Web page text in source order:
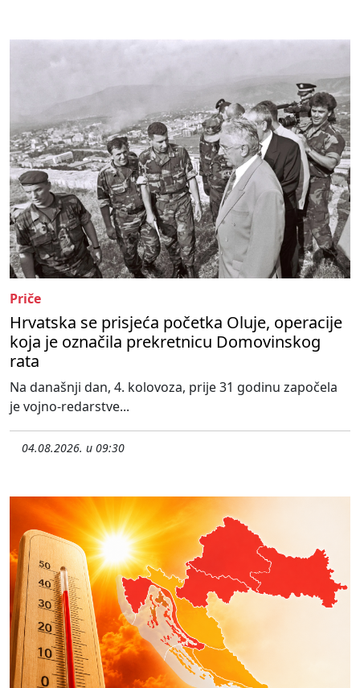
Priče
Hrvatska se prisjeća početka Oluje, operacije
koja je označila prekretnicu Domovinskog
rata
Na današnji dan, 4. kolovoza, prije 31 godinu započela
je vojno-redarstve...
04.08.2026. u 09:30